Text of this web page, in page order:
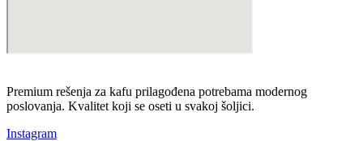
Premium rešenja za kafu prilagođena potrebama modernog
poslovanja. Kvalitet koji se oseti u svakoj šoljici.
Instagram